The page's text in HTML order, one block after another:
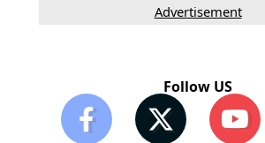
Advertisement
Follow US